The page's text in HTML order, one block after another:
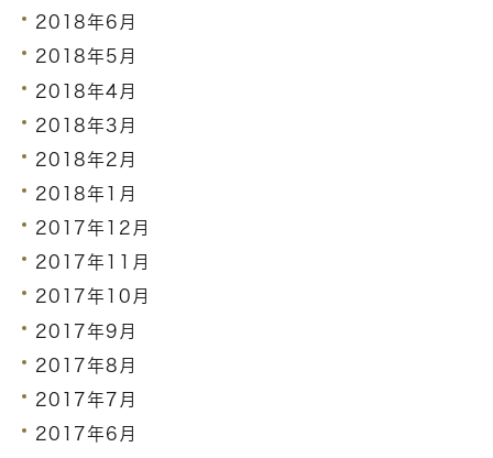
2018年6月
2018年5月
2018年4月
2018年3月
2018年2月
2018年1月
2017年12月
2017年11月
2017年10月
2017年9月
2017年8月
2017年7月
2017年6月